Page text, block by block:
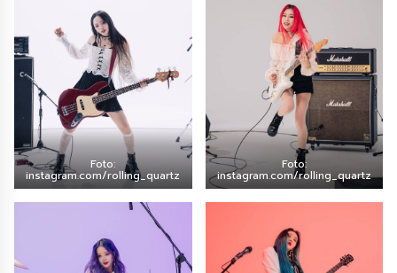
Foto:
instagram.com/rolling_quartz
Foto:
instagram.com/rolling_quartz